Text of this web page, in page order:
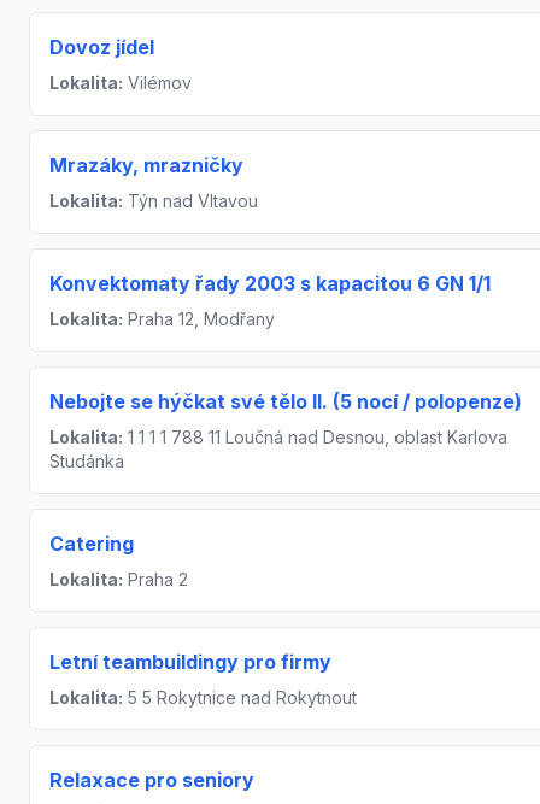
Dovoz jídel
Lokalita: Vilémov
Mrazáky, mrazničky
Lokalita: Týn nad Vltavou
Konvektomaty řady 2003 s kapacitou 6 GN 1/1
Lokalita: Praha 12, Modřany
Nebojte se hýčkat své tělo II. (5 nocí / polopenze)
Lokalita: 1 1 1 1 788 11 Loučná nad Desnou, oblast Karlova
Studánka
Catering
Lokalita: Praha 2
Letní teambuildingy pro firmy
Lokalita: 5 5 Rokytnice nad Rokytnout
Relaxace pro seniory